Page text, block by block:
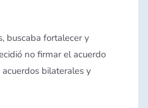
buscaba fortalecer y
no firmar el acuerdo
bilaterales y